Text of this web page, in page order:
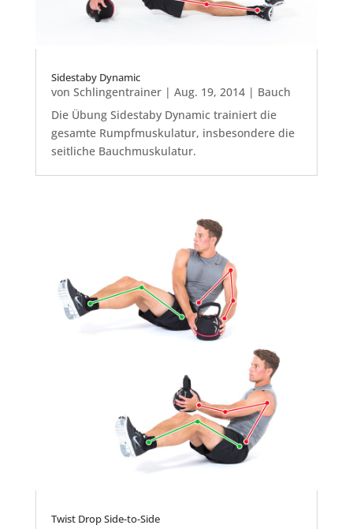
Sidestaby Dynamic
von Schlingentrainer| Aug. 19, 2014| Bauch
Die Übung Sidestaby Dynamic trainiert die
gesamte Rumpfmuskulatur, insbesondere die
seitliche Bauchmuskulatur.
Twist Drop Side-to-Side